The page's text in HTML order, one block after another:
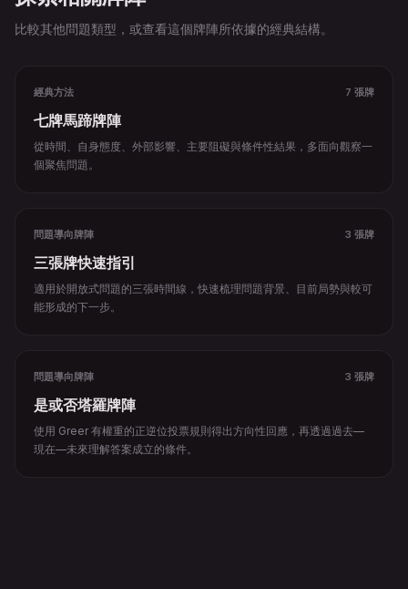
比較其他問題類型，或查看這個牌陣所依據的經典結構。
經典方法 7 張牌
七牌馬蹄牌陣
從時間、自身態度、外部影響、主要阻礙與條件性結果，多面向觀察一
個聚焦問題。
問題導向牌陣 3 張牌
三張牌快速指引
適用於開放式問題的三張時間線，快速梳理問題背景、目前局勢與較可
能形成的下一步。
問題導向牌陣 3 張牌
是或否塔羅牌陣
使用 Greer 有權重的正逆位投票規則得出方向性回應，再透過過去—
現在—未來理解答案成立的條件。